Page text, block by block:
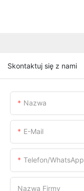
Skontaktuj się z nami
Nazwa
E-Mail
Telefon/WhatsApp
Nazwa Firmy